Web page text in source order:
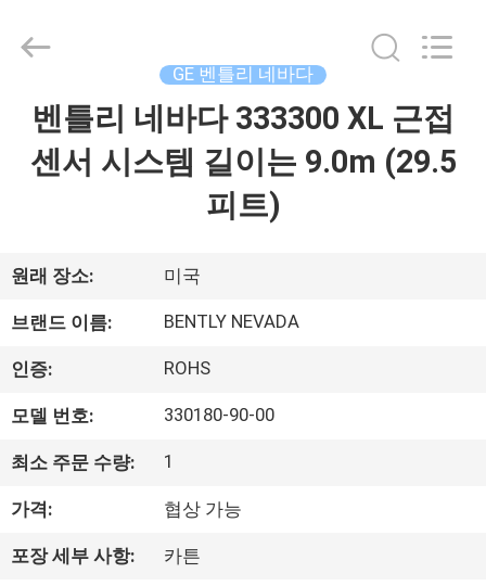
우
리
에
것
2026
GREAT
Reserved.
GE 벤틀리 네바다
벤틀리 네바다 333300 XL 근접
센서 시스템 길이는 9.0m (29.5
피트)
원래 장소: 미국
브랜드 이름: BENTLY NEVADA
인증: ROHS
모델 번호: 330180-90-00
최소 주문 수량: 1
가격: 협상 가능
포장 세부 사항: 카튼